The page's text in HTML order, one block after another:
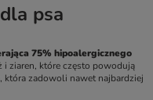
psa
75% hipoalergicznego
i ziaren, które często powodują
która zadowoli nawet najbardziej